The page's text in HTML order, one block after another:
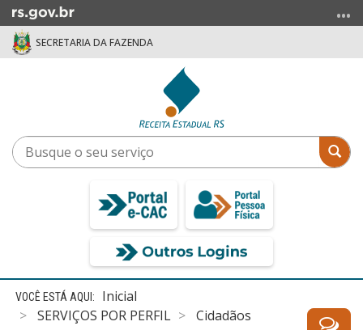
para
menu
SECRETARIA DA FAZENDA
Busque
o
Início
Inicial
SERVIÇOS POR PERFIL
Cidadãos